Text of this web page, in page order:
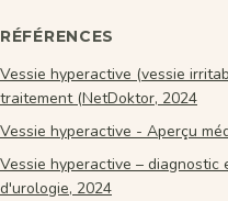
RÉFÉRENCES
Vessie hyperactive (vessie
traitement (NetDoktor, 2024
Vessie hyperactive - Aperçu
Vessie hyperactive –
d'urologie, 2024